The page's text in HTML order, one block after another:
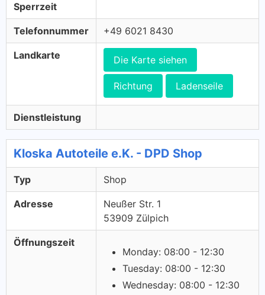
Sperrzeit
Telefonnummer +49 6021 8430
Landkarte Die Karte siehen
Richtung Ladenseile
Dienstleistung
Kloska Autoteile e.K. - DPD Shop
Typ Shop
Adresse
Neußer Str. 1
53909 Zülpich
Öffnungszeit
Monday: 08:00 - 12:30
Tuesday: 08:00 - 12:30
Wednesday: 08:00 - 12:30